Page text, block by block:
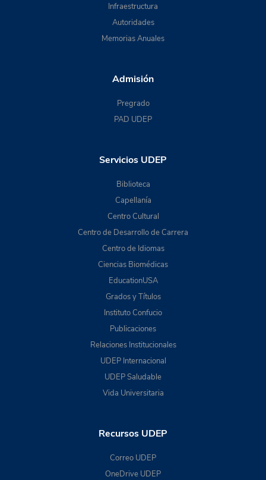
Infraestructura
Autoridades
Memorias Anuales
Admisión
Pregrado
PAD UDEP
Servicios UDEP
Biblioteca
Capellanía
Centro Cultural
Centro de Desarrollo de Carrera
Centro de Idiomas
Ciencias Biomédicas
EducationUSA
Grados y Títulos
Instituto Confucio
Publicaciones
Relaciones Institucionales
UDEP Internacional
UDEP Saludable
Vida Universitaria
Recursos UDEP
Correo UDEP
OneDrive UDEP